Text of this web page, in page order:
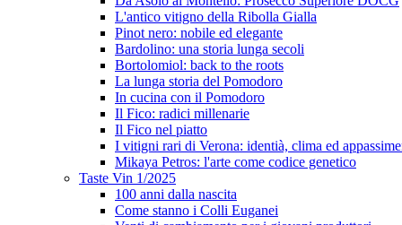
L'antico vitigno della Ribolla Gialla
Pinot nero: nobile ed elegante
Bardolino: una storia lunga secoli
Bortolomiol: back to the roots
La lunga storia del Pomodoro
In cucina con il Pomodoro
Il Fico: radici millenarie
Il Fico nel piatto
I vitigni rari di Verona: identià, clima ed
Mikaya Petros: l'arte come codice genetico
Taste Vin 1/2025
100 anni dalla nascita
Come stanno i Colli Euganei